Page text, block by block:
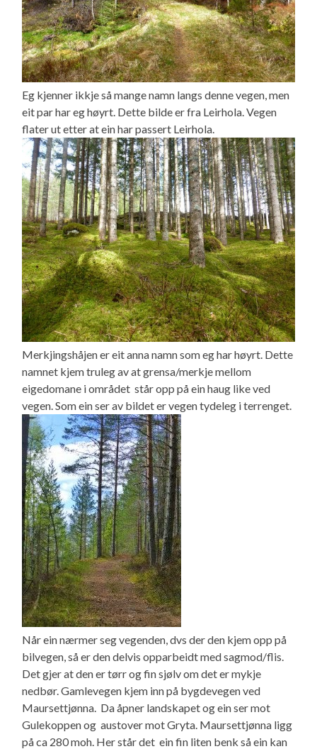
Eg kjenner ikkje så mange namn langs denne vegen, men
eit par har eg høyrt. Dette bilde er fra Leirhola. Vegen
flater ut etter at ein har passert Leirhola.
Merkjingshåjen er eit anna namn som eg har høyrt. Dette
namnet kjem truleg av at grensa/merkje mellom
eigedomane i området står opp på ein haug like ved
vegen. Som ein ser av bildet er vegen tydeleg i terrenget.
Når ein nærmer seg vegenden, dvs der den kjem opp på
bilvegen, så er den delvis opparbeidt med sagmod/flis.
Det gjer at den er tørr og fin sjølv om det er mykje
nedbør. Gamlevegen kjem inn på bygdevegen ved
Maursettjønna. Da åpner landskapet og ein ser mot
Gulekoppen og austover mot Gryta. Maursettjønna ligg
på ca 280 moh. Her står det ein fin liten benk så ein kan